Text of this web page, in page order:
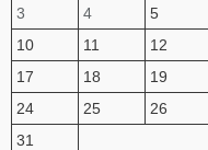
3
4 5
10
11 12
17
18 19
24
25 26
31